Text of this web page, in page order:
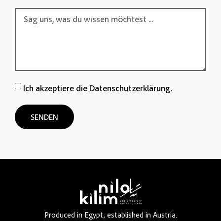
Ich akzeptiere die Datenschutzerklärung.
SENDEN
Produced in Egypt, established in Austria.